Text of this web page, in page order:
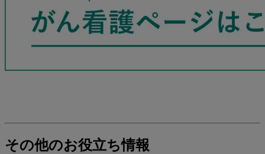
その他のお役立ち情報